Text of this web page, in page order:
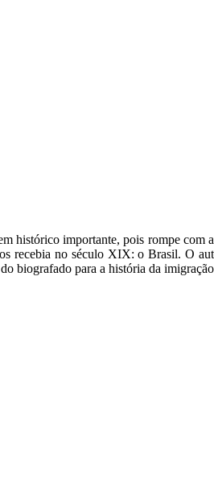
histórico importante, pois rompe com
recebia no século XIX: o Brasil. O
biografado para a história da